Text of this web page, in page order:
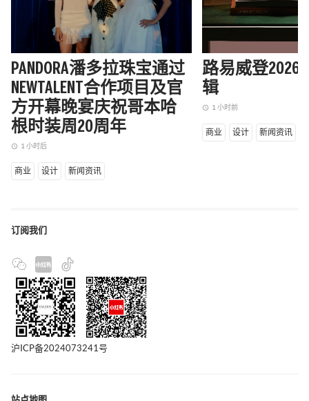
PANDORA潘多拉珠宝通过
NEWTALENT合作项目及官
方开幕晚宴庆祝哥本哈
根时装周20周年
access_time 1 小时后
商业 设计 新闻资讯
路易威登2026
辑
access_time 1 小时前
商业 设计 新闻资讯
订阅我们
沪ICP备2024073241号
站点地图